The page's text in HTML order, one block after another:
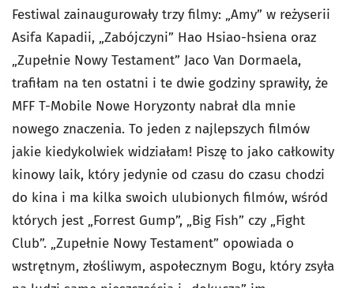
Festiwal zainaugurowały trzy filmy: „Amy” w reżyserii
Asifa Kapadii, „Zabójczyni” Hao Hsiao-hsiena oraz
„Zupełnie Nowy Testament” Jaco Van Dormaela,
trafiłam na ten ostatni i te dwie godziny sprawiły, że
MFF T-Mobile Nowe Horyzonty nabrał dla mnie
nowego znaczenia. To jeden z najlepszych filmów
jakie kiedykolwiek widziałam! Piszę to jako całkowity
kinowy laik, który jedynie od czasu do czasu chodzi
do kina i ma kilka swoich ulubionych filmów, wśród
których jest „Forrest Gump”, „Big Fish” czy „Fight
Club”. „Zupełnie Nowy Testament” opowiada o
wstrętnym, złośliwym, aspołecznym Bogu, który zsyła